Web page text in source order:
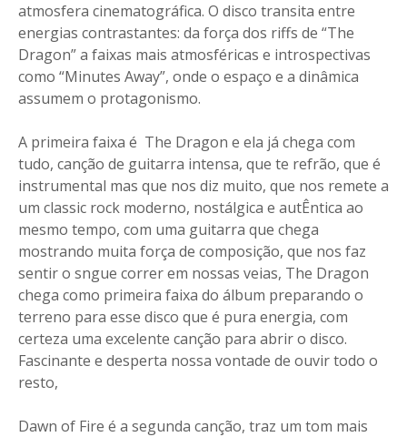
atmosfera cinematográfica. O disco transita entre
energias contrastantes: da força dos riffs de “The
Dragon” a faixas mais atmosféricas e introspectivas
como “Minutes Away”, onde o espaço e a dinâmica
assumem o protagonismo.
A primeira faixa é The Dragon e ela já chega com
tudo, canção de guitarra intensa, que te refrão, que é
instrumental mas que nos diz muito, que nos remete a
um classic rock moderno, nostálgica e autÊntica ao
mesmo tempo, com uma guitarra que chega
mostrando muita força de composição, que nos faz
sentir o sngue correr em nossas veias, The Dragon
chega como primeira faixa do álbum preparando o
terreno para esse disco que é pura energia, com
certeza uma excelente canção para abrir o disco.
Fascinante e desperta nossa vontade de ouvir todo o
resto,
Dawn of Fire é a segunda canção, traz um tom mais